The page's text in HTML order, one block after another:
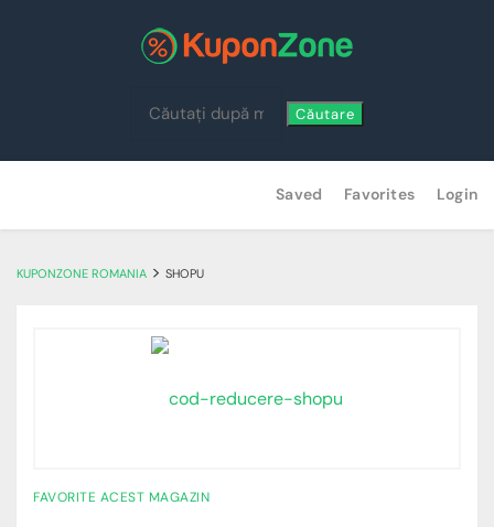
Căutare
content
Saved Favorites Login
KUPONZONE ROMANIA > SHOPU
FAVORITE ACEST MAGAZIN